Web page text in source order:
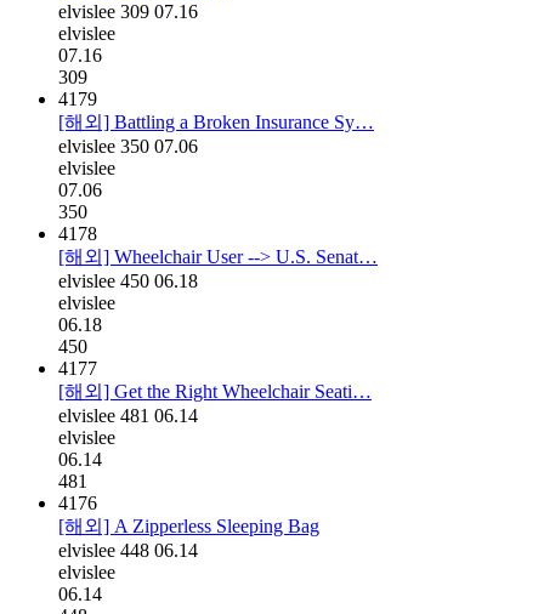
elvislee 309 07.16
elvislee
07.16
309
4179
[해외] Battling a Broken Insurance Sy…
elvislee 350 07.06
elvislee
07.06
350
4178
[해외] Wheelchair User --> U.S. Senat…
elvislee 450 06.18
elvislee
06.18
450
4177
[해외] Get the Right Wheelchair Seati…
elvislee 481 06.14
elvislee
06.14
481
4176
[해외] A Zipperless Sleeping Bag
elvislee 448 06.14
elvislee
06.14